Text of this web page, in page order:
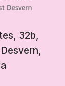
32b,